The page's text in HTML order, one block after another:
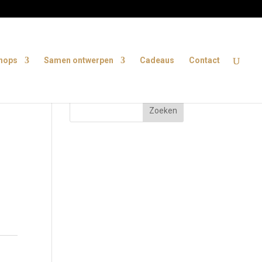
Samen ontwerpen Cadeaus Contact